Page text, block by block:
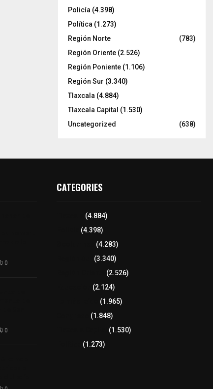
Policía (4.398)
Política (1.273)
Región Norte
(783)
Región Oriente (2.526)
Región Poniente (1.106)
Región Sur (3.340)
Tlaxcala (4.884)
Tlaxcala Capital (1.530)
Uncategorized
(638)
0
0
CATEGORIES
(4.884)
(4.398)
(4.283)
(3.340)
(2.526)
(2.124)
(1.965)
(1.848)
(1.530)
(1.273)